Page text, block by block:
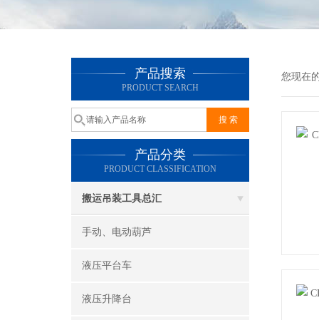
产品搜索
PRODUCT SEARCH
产品分类
PRODUCT CLASSIFICATION
搬运吊装工具总汇
手动、电动葫芦
液压平台车
液压升降台
您现在